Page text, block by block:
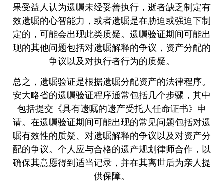
果受益人认为遗嘱未经妥善执行，逝者缺乏制定有
效遗嘱的心智能力，或者遗嘱是在胁迫或强迫下制
定的，可能会出现此类质疑。遗嘱验证期间可能出
现的其他问题包括对遗嘱解释的争议，资产分配的
争议以及对执行者行为的质疑。
总之，遗嘱验证是根据遗嘱分配资产的法律程序。
安大略省的遗嘱验证程序通常包括几个步骤，其中
包括提交《具有遗嘱的遗产受托人任命证书》申
请。在遗嘱验证期间可能出现的常见问题包括对遗
嘱有效性的质疑、对遗嘱解释的争议以及对资产分
配的争议。个人应与合格的遗产规划律师合作，以
确保其意愿得到适当记录，并在其离世后为亲人提
供保障。